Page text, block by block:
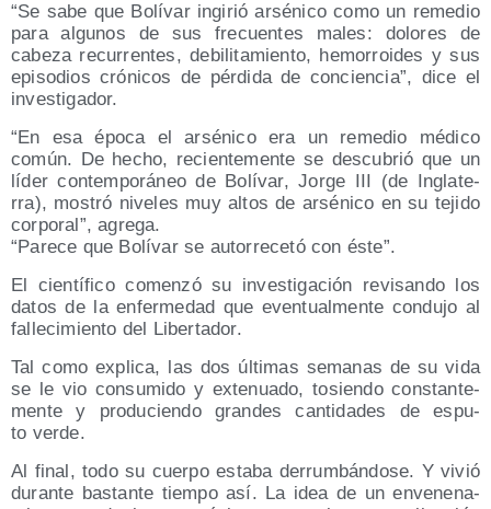
“Se sabe que Bolí­var ingi­rió arsé­ni­co como un reme­dio
para algu­nos de sus fre­cuen­tes males: dolo­res de
cabe­za recu­rren­tes, debi­li­ta­mien­to, hemo­rroi­des y sus
epi­so­dios cró­ni­cos de pér­di­da de con­cien­cia”, dice el
investigador.
“En esa épo­ca el arsé­ni­co era un reme­dio médi­co
común. De hecho, recien­te­men­te se des­cu­brió que un
líder con­tem­po­rá­neo de Bolí­var, Jor­ge III (de Ingla­te­
rra), mos­tró nive­les muy altos de arsé­ni­co en su teji­do
cor­po­ral”, agre­ga.
“Pare­ce que Bolí­var se auto­rre­ce­tó con éste”.
El cien­tí­fi­co comen­zó su inves­ti­ga­ción revi­san­do los
datos de la enfer­me­dad que even­tual­men­te con­du­jo al
falle­ci­mien­to del Libertador.
Tal como expli­ca, las dos últi­mas sema­nas de su vida
se le vio con­su­mi­do y exte­nua­do, tosien­do cons­tan­te­
men­te y pro­du­cien­do gran­des can­ti­da­des de espu­
to verde.
Al final, todo su cuer­po esta­ba derrum­bán­do­se. Y vivió
duran­te bas­tan­te tiem­po así. La idea de un enve­ne­na­